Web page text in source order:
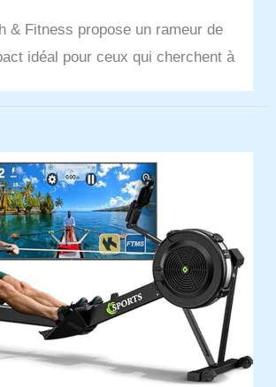
& Fitness propose un rameur de
idéal pour ceux qui cherchent à